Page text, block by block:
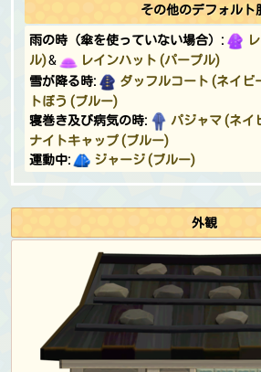
その他のデフォルト
雨の時（傘を使っていない場合）:
ル)&
レインハット (パープル)
雪が降る時:
ダッフルコート (ネイビ
トぼう (ブルー)
寝巻き及び病気の時:
パジャマ (ネイ
ナイトキャップ (ブルー)
運動中:
ジャージ (ブルー)
ヨガをしている時:
タンクトップ (ネ
ジャージ (ブルー)
ムシとり大会:
ジャージ (ブルー)&
イースター:
そらとぶたまごのふく&
ハロウィン:
ハデなアニマルきぐる
デなアニマルまるみみぼう (グリーン)
サンクスギビング:
カンカンぼう (ク
外観